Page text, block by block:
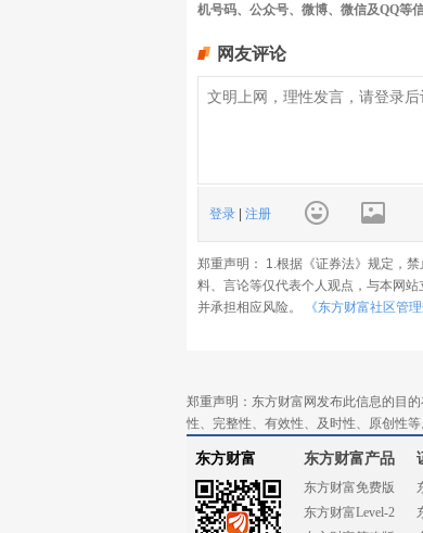
机号码、公众号、微博、微信及QQ等
网友评论
登录 | 注册
郑重声明： 1.根据《证券法》规定，
料、言论等仅代表个人观点，与本网
并承担相应风险。
《东方财富社区管理
郑重声明：东方财富网发布此信息的目
性、完整性、有效性、及时性、原创性
东方财富 东方财富产品
东方财富免费版
东方财富Level-2